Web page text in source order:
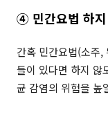
④ 민간요법 하지
간혹 민간요법(소주,
들이 있다면 하지 않
균 감염의 위험을 높